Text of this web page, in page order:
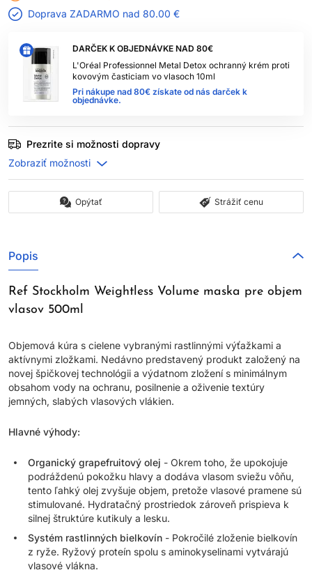
DARČEK K OBJEDNÁVKE NAD 80€
L'Oréal Professionnel Metal Detox ochranný krém proti
kovovým časticiam vo vlasoch 10ml
Pri nákupe nad 80€ získate od nás darček k
objednávke.
Doprava ZADARMO nad 80.00 €
Prezrite si možnosti dopravy
Opýtať Strážiť cenu
Popis
Ref Stockholm Weightless Volume maska pre objem
vlasov 500ml
Objemová kúra s cielene vybranými rastlinnými výťažkami a
aktívnymi zložkami. Nedávno predstavený produkt založený na
novej špičkovej technológii a výdatnom zložení s minimálnym
obsahom vody na ochranu, posilnenie a oživenie textúry
jemných, slabých vlasových vlákien.
Hlavné výhody:
Organický grapefruitový olej - Okrem toho, že upokojuje
podráždenú pokožku hlavy a dodáva vlasom sviežu vôňu,
tento ľahký olej zvyšuje objem, pretože vlasové pramene sú
stimulované. Hydratačný prostriedok zároveň prispieva k
silnej štruktúre kutikuly a lesku.
Systém rastlinných bielkovín - Pokročilé zloženie bielkovín
z ryže. Ryžový proteín spolu s aminokyselinami vytvárajú
vlasové vlákna.